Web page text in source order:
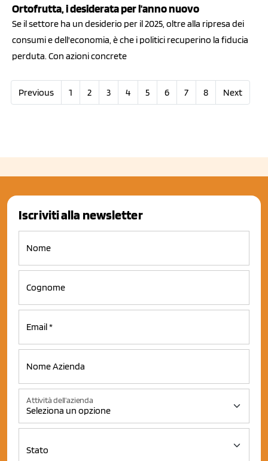
Ortofrutta, i desiderata per l'anno nuovo
Se il settore ha un desiderio per il 2025, oltre alla ripresa dei
consumi e dell'economia, è che i politici recuperino la fiducia
perduta. Con azioni concrete
Previous 1 2 3 4 5 6 7 8 Next
Iscriviti alla newsletter
Attività dell'azienda